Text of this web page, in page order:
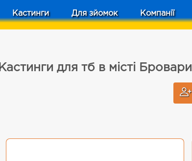
Кастинги Для зйомок Компанії
Кастинги для тб в місті Бровари